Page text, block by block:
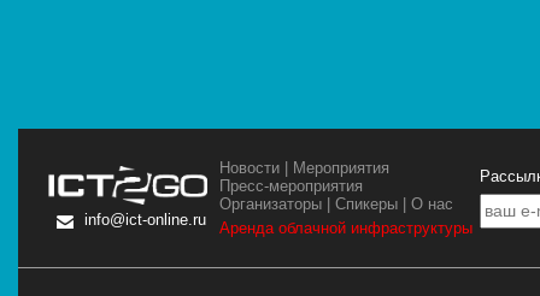
info@ict-online.ru
Новости | Мероприятия
Пресс-мероприятия
Организаторы |Спикеры |О нас
Аренда облачной инфраструктуры